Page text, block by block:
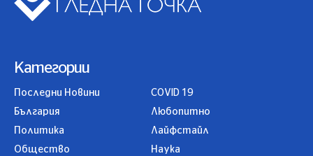
Категории
Последни Новини
България
Политика
Общество
COVID 19
Любопитно
Лайфстайл
Наука